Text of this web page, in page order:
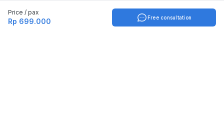
Price / pax
Rp 699.000 Free consultation